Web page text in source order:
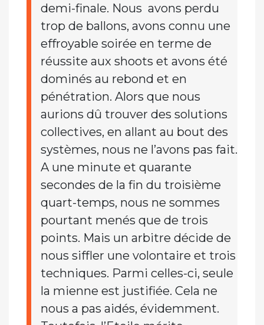
demi-finale. Nous avons perdu
trop de ballons, avons connu une
effroyable soirée en terme de
réussite aux shoots et avons été
dominés au rebond et en
pénétration. Alors que nous
aurions dû trouver des solutions
collectives, en allant au bout des
systèmes, nous ne l’avons pas fait.
A une minute et quarante
secondes de la fin du troisième
quart-temps, nous ne sommes
pourtant menés que de trois
points. Mais un arbitre décide de
nous siffler une volontaire et trois
techniques. Parmi celles-ci, seule
la mienne est justifiée. Cela ne
nous a pas aidés, évidemment.